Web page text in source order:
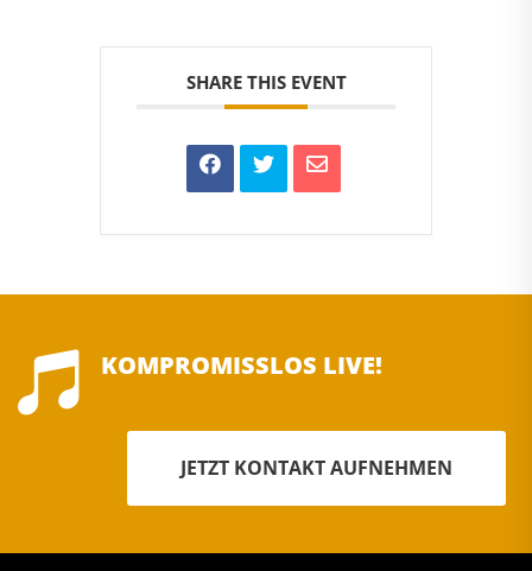
SHARE THIS EVENT
 KOMPROMISSLOS LIVE!
JETZT KONTAKT AUFNEHMEN